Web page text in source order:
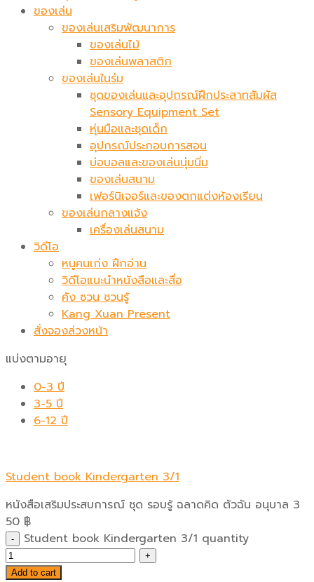
ของเล่น
ของเล่นเสริมพัฒนาการ
ของเล่นไม้
ของเล่นพลาสติก
ของเล่นในร่ม
ชุดของเล่นและอุปกรณ์ฝึกประสาทสัมผัส
Sensory Equipment Set
หุ่นมือและชุดเด็ก
อุปกรณ์ประกอบการสอน
บ่อบอลและของเล่นนุ่มนิ่ม
ของเล่นสนาม
เฟอร์นิเจอร์และของตกแต่งห้องเรียน
ของเล่นกลางแจ้ง
เครื่องเล่นสนาม
วิดีโอ
หนูคนเก่ง ฝึกอ่าน
วิดีโอแนะนำหนังสือและสื่อ
คัง ซวน ชวนรู้
Kang Xuan Present
สั่งจองล่วงหน้า
แบ่งตามอายุ
0-3 ปี
3-5 ปี
6-12 ปี
Student book Kindergarten 3/1
หนังสือเสริมประสบการณ์ ชุด รอบรู้ ฉลาดคิด ตัวฉัน อนุบาล 3
50 ฿
Student book Kindergarten 3/1 quantity
Add to cart